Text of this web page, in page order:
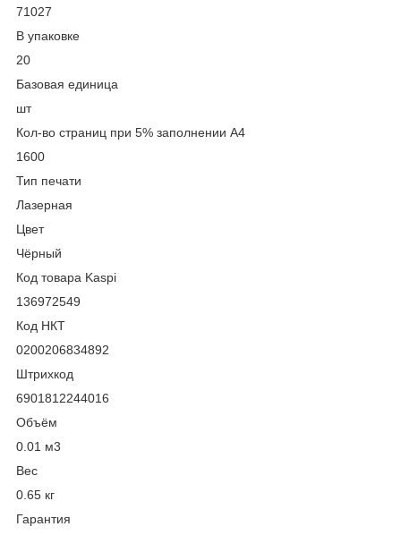
71027
В упаковке
20
Базовая единица
шт
Кол-во страниц при 5% заполнении А4
1600
Тип печати
Лазерная
Цвет
Чёрный
Код товара Kaspi
136972549
Код НКТ
0200206834892
Штрихкод
6901812244016
Объём
0.01 м3
Вес
0.65 кг
Гарантия